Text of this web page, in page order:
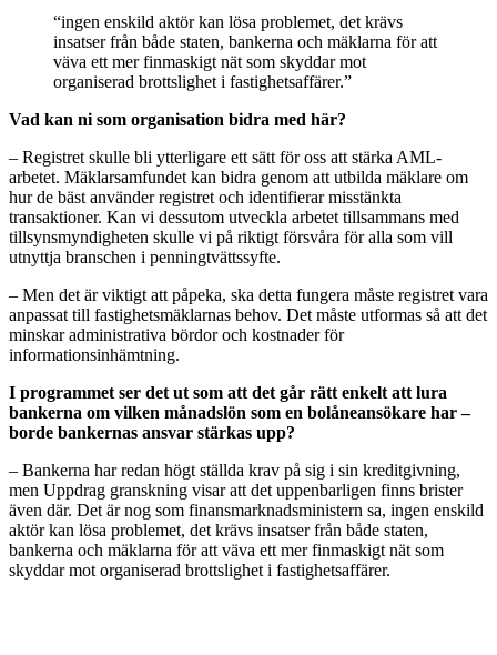
“ingen enskild aktör kan lösa problemet, det krävs
insatser från både staten, bankerna och mäklarna för att
väva ett mer finmaskigt nät som skyddar mot
organiserad brottslighet i fastighetsaffärer.”
Vad kan ni som organisation bidra med här?
– Registret skulle bli ytterligare ett sätt för oss att stärka AML-
arbetet. Mäklarsamfundet kan bidra genom att utbilda mäklare om
hur de bäst använder registret och identifierar misstänkta
transaktioner. Kan vi dessutom utveckla arbetet tillsammans med
tillsynsmyndigheten skulle vi på riktigt försvåra för alla som vill
utnyttja branschen i penningtvättssyfte.
– Men det är viktigt att påpeka, ska detta fungera måste registret vara
anpassat till fastighetsmäklarnas behov. Det måste utformas så att det
minskar administrativa bördor och kostnader för
informationsinhämtning.
I programmet ser det ut som att det går rätt enkelt att lura
bankerna om vilken månadslön som en bolåneansökare har –
borde bankernas ansvar stärkas upp?
– Bankerna har redan högt ställda krav på sig i sin kreditgivning,
men Uppdrag granskning visar att det uppenbarligen finns brister
även där. Det är nog som finansmarknadsministern sa, ingen enskild
aktör kan lösa problemet, det krävs insatser från både staten,
bankerna och mäklarna för att väva ett mer finmaskigt nät som
skyddar mot organiserad brottslighet i fastighetsaffärer.